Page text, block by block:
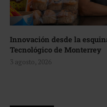
Innovación desde la
Tecnológico de Monterrey
3 agosto, 2026